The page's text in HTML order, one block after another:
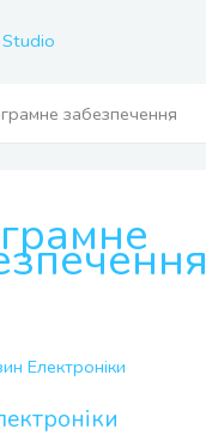
забезпечення